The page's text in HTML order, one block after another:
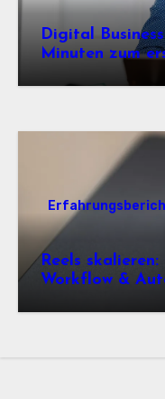
Digital
Minuten zum
Reels
Workflow &